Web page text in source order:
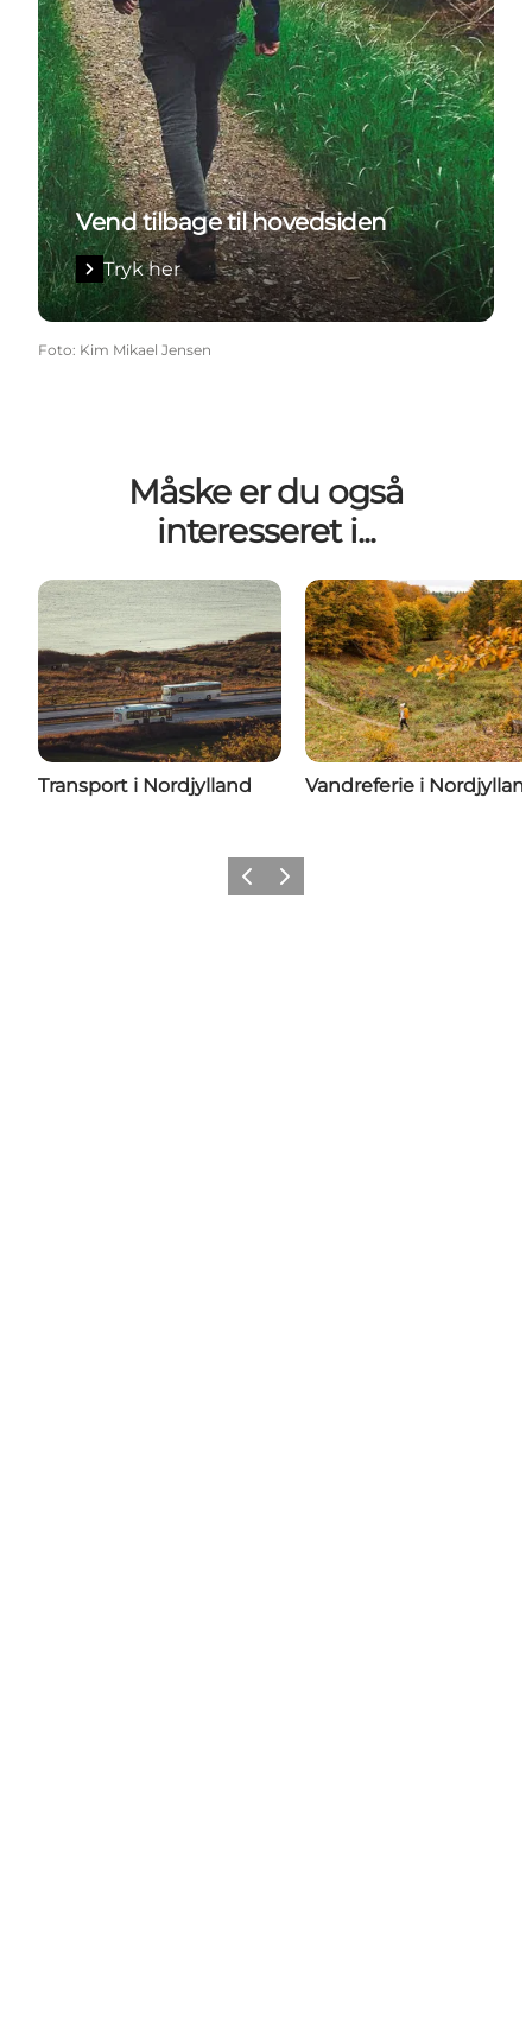
Vend tilbage til hovedsiden
Tryk her
Foto: Kim Mikael Jensen
Måske er du også
interesseret i...
Transport i Nordjylland Vandreferie i
ForrigeNæste